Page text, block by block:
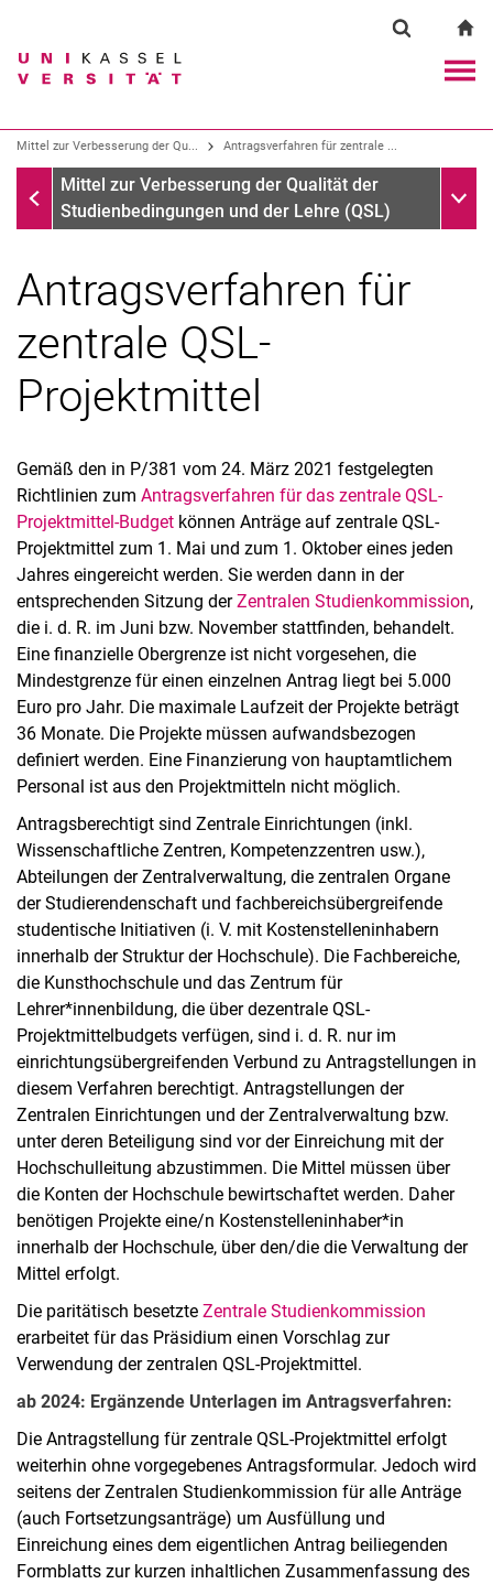
Springe direkt zu: Inhalt
Springe direkt zu: Suche
Springe direkt zu:
Suchbegriff
Suchmaschine
Suchen (öffnet externen Link in einem
Mittel zur Verbesserung der Qu... Antragsverfahren für zentrale ...
Mittel zur Verbesserung der Qualität der
Mittel zur Verbesserung der Qualität der
Studienbedingungen und der Lehre (QSL)
Antragsverfahren für
zentrale QSL-
Projektmittel
Gemäß den in P/381 vom 24. März 2021 festgelegten
Richtlinien zum Antragsverfahren für das zentrale QSL-
Projektmittel-Budget können Anträge auf zentrale QSL-
Projektmittel zum 1. Mai und zum 1. Oktober eines jeden
Jahres eingereicht werden. Sie werden dann in der
entsprechenden Sitzung derZentralen Studienkommission,
die i. d. R. im Juni bzw. November stattfinden, behandelt.
Eine finanzielle Obergrenze ist nicht vorgesehen, die
Mindestgrenze für einen einzelnen Antrag liegt bei 5.000
Euro pro Jahr. Die maximale Laufzeit der Projekte beträgt
36 Monate. Die Projekte müssen aufwandsbezogen
definiert werden. Eine Finanzierung von hauptamtlichem
Personal ist aus den Projektmitteln nicht möglich.
Antragsberechtigt sind Zentrale Einrichtungen (inkl.
Wissenschaftliche Zentren, Kompetenzzentren usw.),
Abteilungen der Zentralverwaltung, die zentralen Organe
der Studierendenschaft und fachbereichsübergreifende
studentische Initiativen (i. V. mit Kostenstelleninhabern
innerhalb der Struktur der Hochschule). Die Fachbereiche,
die Kunsthochschule und das Zentrum für
Lehrer*innenbildung, die über dezentrale QSL-
Projektmittelbudgets verfügen, sind i. d. R. nur im
einrichtungsübergreifenden Verbund zu Antragstellungen in
diesem Verfahren berechtigt. Antragstellungen der
Zentralen Einrichtungen und der Zentralverwaltung bzw.
unter deren Beteiligung sind vor der Einreichung mit der
Hochschulleitung abzustimmen. Die Mittel müssen über
die Konten der Hochschule bewirtschaftet werden. Daher
benötigen Projekte eine/n Kostenstelleninhaber*in
innerhalb der Hochschule, über den/die die Verwaltung der
Mittel erfolgt.
Die paritätisch besetzte Zentrale Studienkommission
erarbeitet für das Präsidium einen Vorschlag zur
Verwendung der zentralen QSL-Projektmittel.
ab 2024: Ergänzende Unterlagen im Antragsverfahren:
Die Antragstellung für zentrale QSL-Projektmittel erfolgt
weiterhin ohne vorgegebenes Antragsformular. Jedoch wird
seitens der Zentralen Studienkommission für alle Anträge
(auch Fortsetzungsanträge) um Ausfüllung und
Einreichung eines dem eigentlichen Antrag beiliegenden
Formblatts zur kurzen inhaltlichen Zusammenfassung des